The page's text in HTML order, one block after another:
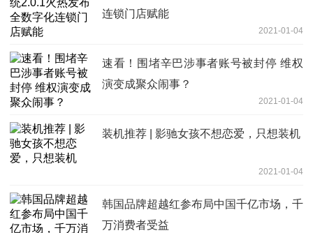
连锁门店赋能
2021-01-04
速看！围堵辛巴涉事者账号被封停 维权
演变成聚众闹事？
2021-01-04
装机推荐 | 影驰女孩不想恋爱，只想装机
2021-01-04
韩国品牌超越红参布局中国千亿市场，千
万消费者受益